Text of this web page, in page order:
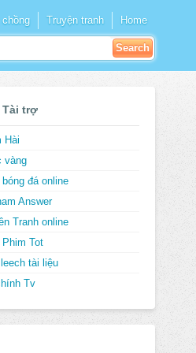
Truyện tranh Home
Tài trợ
Hài
vàng
đá online
Answer
Tranh online
Tot
tài liệu
Tv